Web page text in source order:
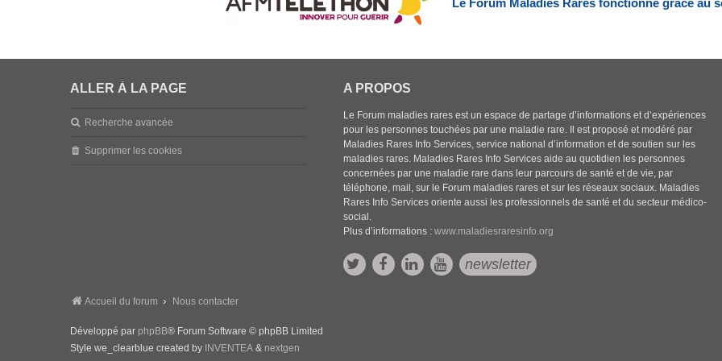
Le Forum Maladies Rares fonctionne grâce au
ALLER À LA PAGE
Recherche avancée
Supprimer les cookies
A PROPOS
Le Forum maladies rares est un espace de partage d’informations et d’expériences
pour les personnes touchées par une maladie rare. Il est proposé et modéré par
Maladies Rares Info Services, service national d’information et de soutien sur les
maladies rares. Maladies Rares Info Services aide au quotidien les personnes
concernées par une maladie rare dans leur parcours de santé et de vie, par
téléphone, mail, sur le Forum maladies rares et sur les réseaux sociaux. Maladies
Rares Info Services oriente aussi les professionnels de santé et du secteur médico-
social.
Plus d’informations :www.maladiesraresinfo.org
newsletter
Accueil du forum Nous contacter
Développé par phpBB® Forum Software © phpBB Limited
Style we_clearblue created by INVENTEA & nextgen